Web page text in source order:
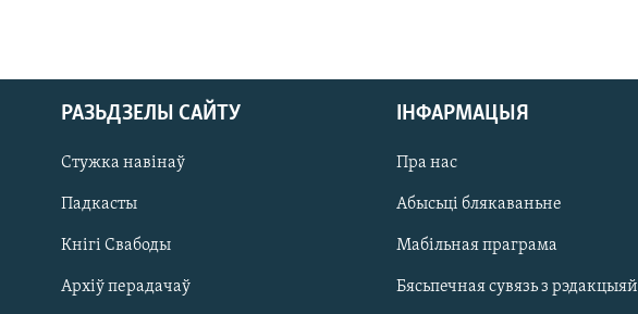
РАЗЬДЗЕЛЫ САЙТУ
Стужка навінаў
Падкасты
Кнігі Свабоды
Архіў перадачаў
ІНФАРМАЦЫЯ
Пра нас
Абысьці блякаваньне
Мабільная праграма
Бясьпечная сувязь з рэдакцыяй